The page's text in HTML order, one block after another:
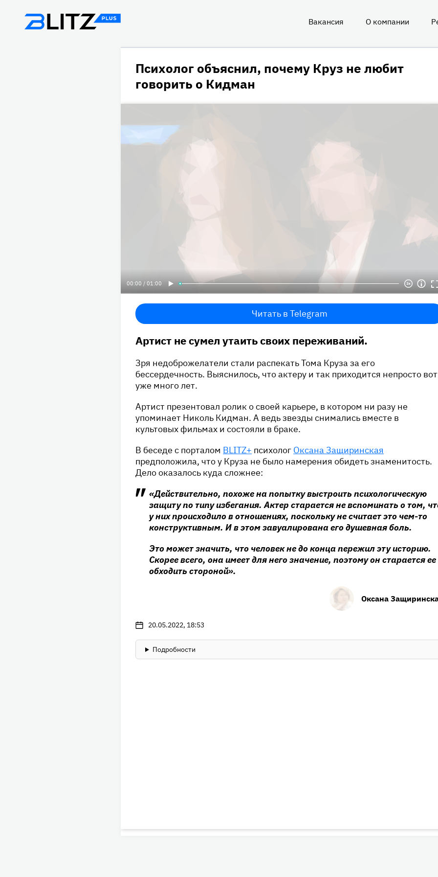
Вакансия О компании
Психолог объяснил, почему Круз не любит
говорить о Кидман
00:00 / 01:00
Читать в Telegram
Артист не сумел утаить своих переживаний.
Зря недоброжелатели стали распекать Тома Круза за его
бессердечность. Выяснилось, что актеру и так приходится непросто вот
уже много лет.
Артист презентовал ролик о своей карьере, в котором ни разу не
упоминает Николь Кидман. А ведь звезды снимались вместе в
культовых фильмах и состояли в браке.
В беседе с порталом BLITZ+ психолог Оксана Защиринская
предположила, что у Круза не было намерения обидеть знаменитость.
Дело оказалось куда сложнее:
«Действительно, похоже на попытку выстроить психологическую
защиту по типу избегания. Актер старается не вспоминать о том,
у них происходило в отношениях, поскольку не считает это чем-то
конструктивным. И в этом завуалирована его душевная боль.
Это может значить, что человек не до конца пережил эту историю.
Скорее всего, она имеет для него значение, поэтому он старается ее
обходить стороной».
Оксана
20.05.2022, 18:53
Подробности